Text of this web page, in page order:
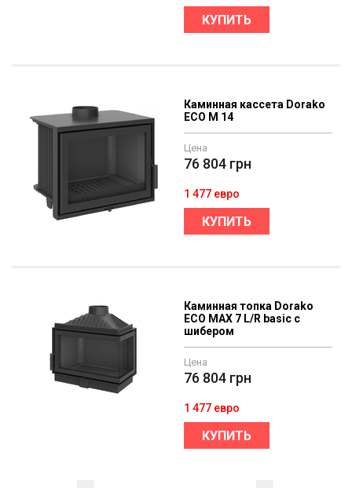
КУПИТЬ
Каминная кассета Dorako
ECO M 14
Цена
76 804 грн
1 477 евро
КУПИТЬ
Каминная топка Dorako
ECO MAX 7 L/R basic с
шибером
Цена
76 804 грн
1 477 евро
КУПИТЬ